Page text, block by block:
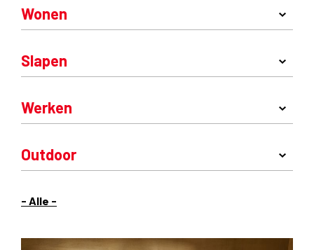
- Alle -
Wonen
Slapen
Werken
Outdoor